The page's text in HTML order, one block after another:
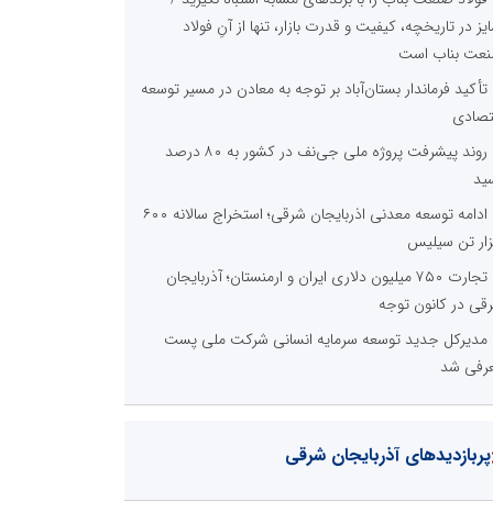
در تاریخچه، کیفیت و قدرت بازار، تنها از آنِ فولاد
بناب است
تأکید فرماندار بستان‌آباد بر توجه به معادن در مسیر توسعه
روند پیشرفت پروژه ملی جی‌نف در کشور به ۸۰ درصد
ادامه توسعه معدنی اذربایجان شرقی؛ استخراج سالانه ۶۰۰
تن سیلیس
تجارت ۷۵۰ میلیون دلاری ایران و ارمنستان؛ آذربایجان
در کانون توجه
مدیرکل جدید توسعه سرمایه انسانی شرکت ملی پست
شد
پربازدیدهای آذربایجان شرقی